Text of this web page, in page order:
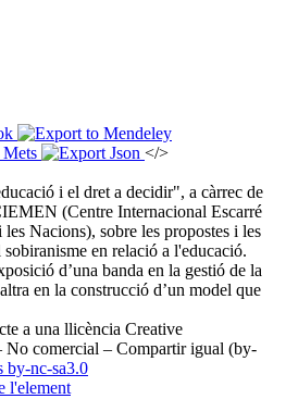
</>
i el dret a decidir", a càrrec de
(Centre Internacional Escarré
Nacions), sobre les propostes i les
en relació a l'educació.
d’una banda en la gestió de la
en la construcció d’un model que
a una llicència Creative
No comercial – Compartir igual (by-
l'element